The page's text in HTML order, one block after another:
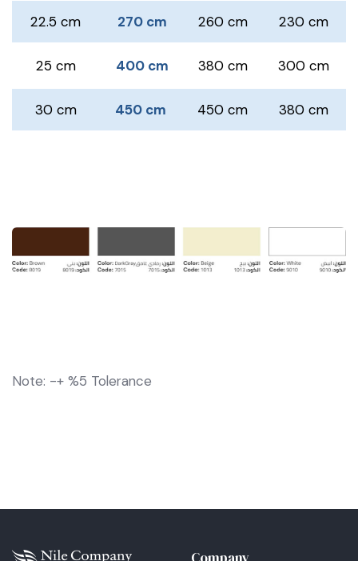
22.5 cm 270 cm 260 cm 230 cm
25 cm 400 cm 380 cm 300 cm
30 cm 450 cm 450 cm 380 cm
Note: -+ %5 Tolerance